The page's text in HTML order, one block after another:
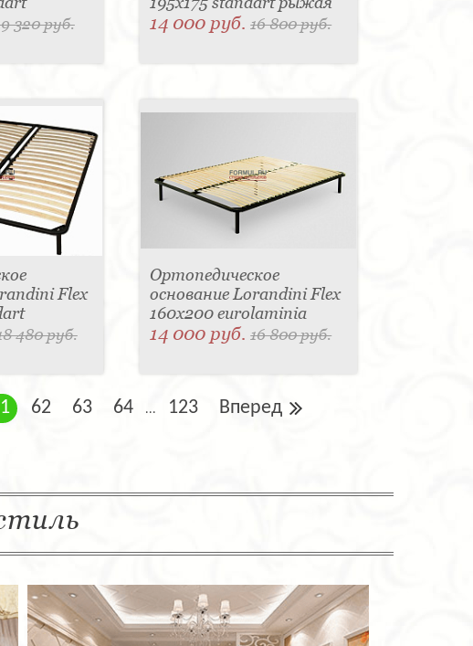
320 руб. 14 000 руб.16 800 руб.
Flex
480 руб.
Ортопедическое
основание Lorandini Flex
160x200 eurolaminia
14 000 руб.16 800 руб.
62 63 64 ... 123 Вперед